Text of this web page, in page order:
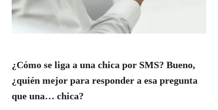
¿Cómo se liga a una chica por SMS? Bueno,
¿quién mejor para responder a esa pregunta
que una… chica?